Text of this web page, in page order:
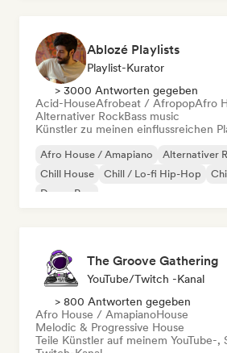
Ablozé Playlists
Playlist-Kurator
> 3000 Antworten gegeben
Acid-HouseAfrobeat / AfropopAfro
Alternativer RockBass music
Künstler zu meinen einflussreichen
Afro House / Amapiano Alternativer
Chill House
Chill / Lo-fi Hip-Hop
Dream Pop
The Groove Gathering
YouTube/Twitch -Kanal
> 800 Antworten gegeben
Afro House / AmapianoHouse
Melodic & Progressive House
Teile Künstler auf meinem YouTube-,